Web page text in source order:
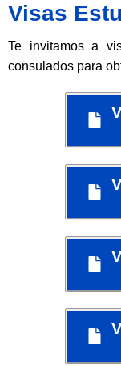
Visas
Te invitamos a
consulados para